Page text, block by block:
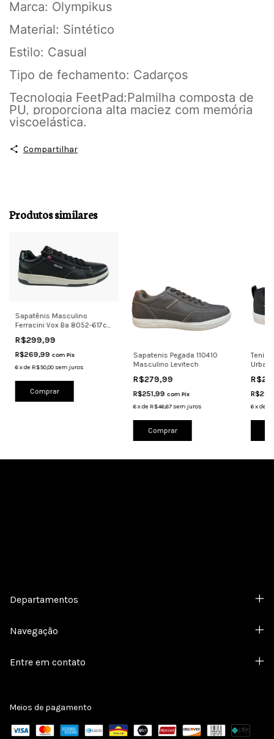
Marca: Olympikus
Material: Sintético
Estilo: Casual
Tipo de fechamento: Cadarços
Tecnologia FeetPad:Palmilha composta de
PU, proporciona alta maciez com memória
viscoelástica.
Compartilhar
Produtos similares
Sapatênis Masculino
Ferracini Vox Ba 8052-617c
R$299,99
R$269,99 com Pix
6xdeR$50,00sem juros
Comprar
Sapatenis Pegada 110410
Masculino Levitech
R$279,99
R$251,99 com Pix
6xdeR$46,67 sem juros
Comprar
Tenis
Urban
6xde
Departamentos
Navegação
Entre em contato
Meios de pagamento